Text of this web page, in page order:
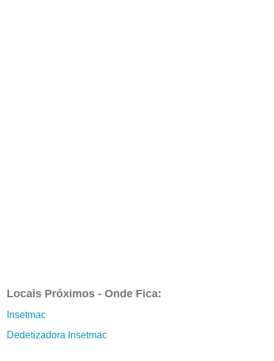
Locais Próximos - Onde Fica:
Insetmac
Dedetizadora Insetmac